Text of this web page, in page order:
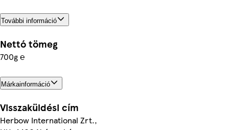
További információ
Nettó tömeg
700g ℮
Márkainformáció
Visszaküldési cím
Herbow International Zrt.,